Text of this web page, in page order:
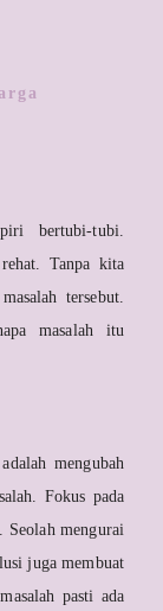
bertubi-tubi.
Tanpa kita
tersebut.
masalah itu
mengubah
Fokus pada
Seolah mengurai
juga membuat
pasti ada